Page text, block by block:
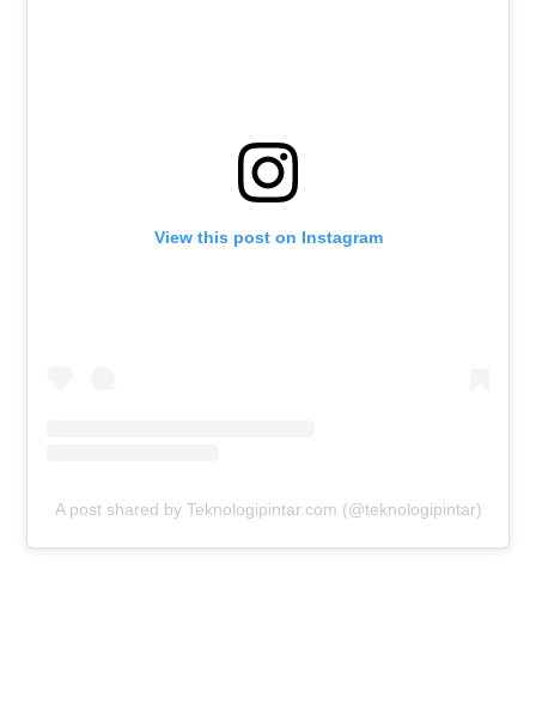
View this post on Instagram
A post shared by Teknologipintar.com (@teknologipintar)